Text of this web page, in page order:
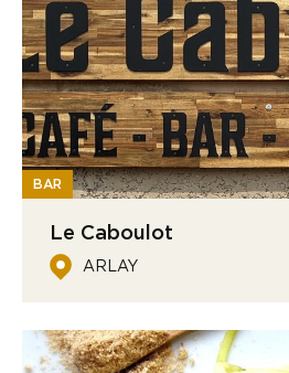
BAR
Le Caboulot
ARLAY